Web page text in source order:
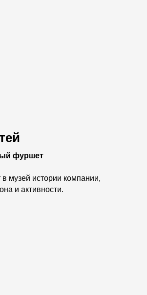
фуршет
в музей истории компании,
и активности.